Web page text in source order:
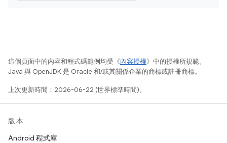
這個頁面中的內容和程式碼範例均受《內容授權》中的授權所規範。
Java 與 OpenJDK 是 Oracle 和/或其關係企業的商標或註冊商標。
上次更新時間：2026-06-22 (世界標準時間)。
版本
Android 程式庫